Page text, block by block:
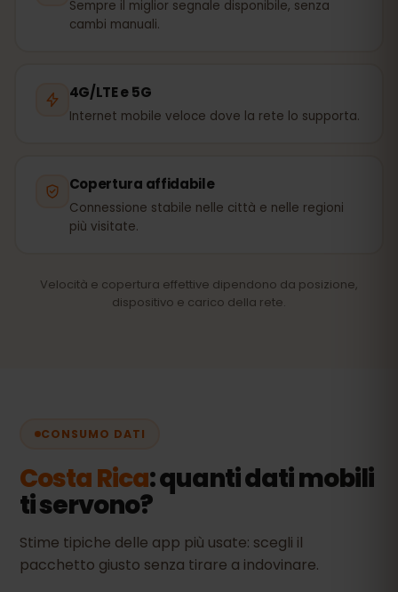
Sempre il miglior segnale disponibile, senza
cambi manuali.
4G/LTE e 5G
Internet mobile veloce dove la rete lo supporta.
Copertura affidabile
Connessione stabile nelle città e nelle regioni
più visitate.
Velocità e copertura effettive dipendono da posizione,
dispositivo e carico della rete.
CONSUMO DATI
Costa Rica: quanti dati mobili
ti servono?
Stime tipiche delle app più usate: scegli il
pacchetto giusto senza tirare a indovinare.